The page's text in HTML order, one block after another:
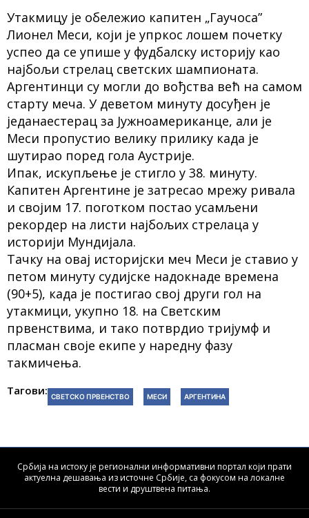
Утакмицу је обележио капитен „Гаучоса”
Лионел Меси, који је упркос лошем почетку
успео да се упише у фудбалску историју као
најбољи стрелац светских шампионата.
Аргентинци су могли до вођства већ на самом
старту меча. У деветом минуту досуђен је
једанаестерац за Јужноамериканце, али је
Меси пропустио велику прилику када је
шутирао поред гола Аустрије.
Ипак, искупљење је стигло у 38. минуту.
Капитен Аргентине је затресао мрежу ривала
и својим 17. поготком постао усамљени
рекордер на листи најбољих стрелаца у
историји Мундијала.
Тачку на овај историјски меч Меси је ставио у
петом минуту судијске надокнаде времена
(90+5), када је постигао свој други гол на
утакмици, укупно 18. на Светским
првенствима, и тако потврдио тријумф и
пласман своје екипе у наредну фазу
такмичења.
Тагови: СВЕТСКО ПРВЕНСТВО МЕСИ АРГЕНТИНА
Србија на истоку је регионални информативни портал који прати
актуелна дешавања из источне Србије, са фокусом на локалне
вести и друштвена питања.